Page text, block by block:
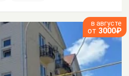
в августе
от 3000₽